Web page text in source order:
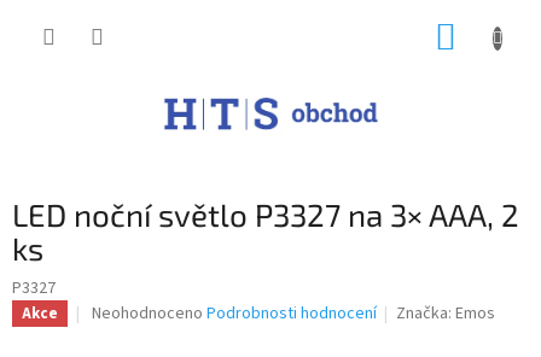
LED noční světlo P3327 na 3× AAA, 2
ks
P3327
Akce
Průměrné
Neohodnoceno Podrobnosti hodnocení Značka:Emos